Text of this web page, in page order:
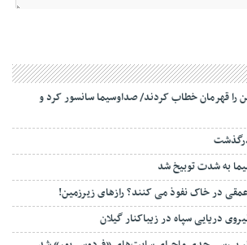
را قهرمان خطاب کردند/ صداوسیما سانسور کرد و
به شدت توبیخ شد
در خاک نفوذ می کنند؟ رازهای زیرزمین!
دریایی سپاه در زیباکنار گیلان